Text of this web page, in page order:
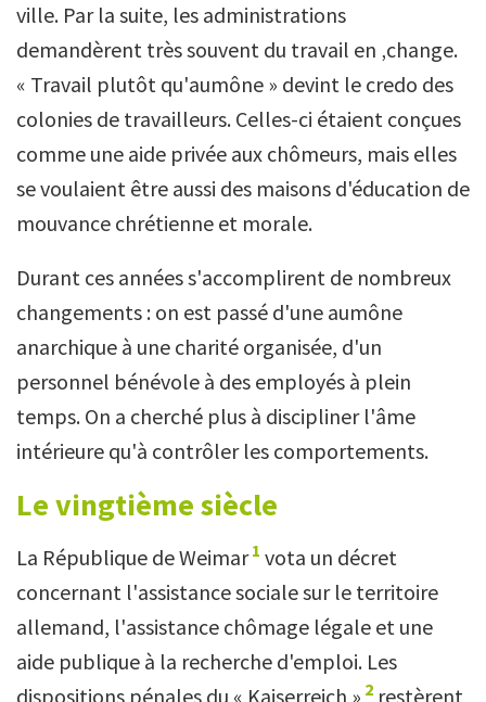
ville. Par la suite, les administrations
demandèrent très souvent du travail en ‚change.
« Travail plutôt qu'aumône » devint le credo des
colonies de travailleurs. Celles-ci étaient conçues
comme une aide privée aux chômeurs, mais elles
se voulaient être aussi des maisons d'éducation de
mouvance chrétienne et morale.
Durant ces années s'accomplirent de nombreux
changements : on est passé d'une aumône
anarchique à une charité organisée, d'un
personnel bénévole à des employés à plein
temps. On a cherché plus à discipliner l'âme
intérieure qu'à contrôler les comportements.
Le vingtième siècle
La République de Weimar 1 vota un décret
concernant l'assistance sociale sur le territoire
allemand, l'assistance chômage légale et une
aide publique à la recherche d'emploi. Les
dispositions pénales du « Kaiserreich » 2 restèrent